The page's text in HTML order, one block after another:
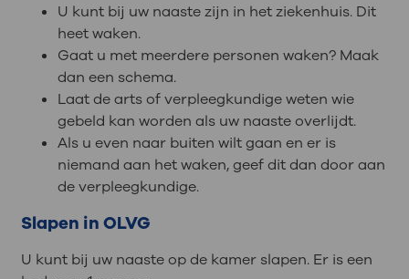
U kunt bij uw naaste zijn in het ziekenhuis. Dit
heet waken.
Gaat u met meerdere personen waken? Maak
dan een schema.
Laat de arts of verpleegkundige weten wie
gebeld kan worden als uw naaste overlijdt.
Als u even naar buiten wilt gaan en er is
niemand aan het waken, geef dit dan door aan
de verpleegkundige.
Slapen in OLVG
U kunt bij uw naaste op de kamer slapen. Er is een